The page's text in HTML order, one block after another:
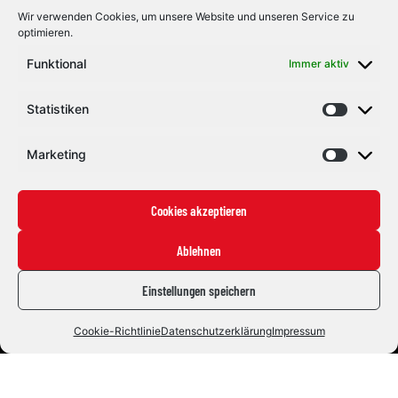
Wir verwenden Cookies, um unsere Website und unseren Service zu
optimieren.
Funktional Immer aktiv
Statistiken
Marketing
Cookies akzeptieren
Ablehnen
Einstellungen speichern
Cookie-RichtlinieDatenschutzerklärungImpressum
Eishockey mit Herz und Leidenschaft. Seit 1992.
#ZUSAMMENHALTEN
Die Indians